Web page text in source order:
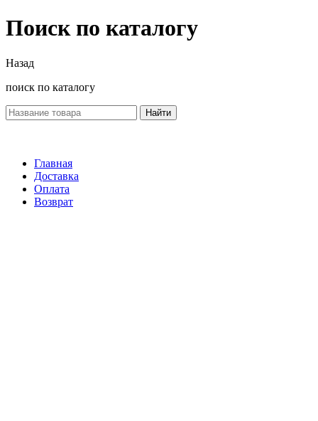
Поиск по каталогу
Назад
поиск по каталогу
Найти
Главная
Доставка
Оплата
Возврат